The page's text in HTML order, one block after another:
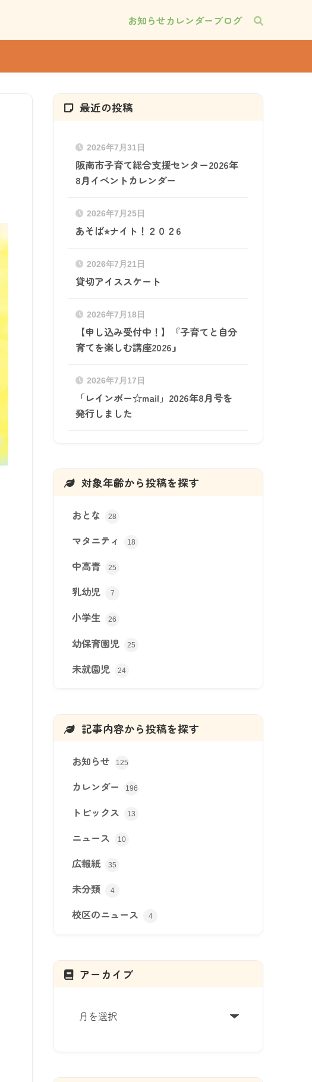
お知らせカレンダーブログ
最近の投稿
2026年7月31日
阪南市子育て総合支援センター2026年
8月イベントカレンダー
2026年7月25日
あそば⭐︎ナイト！２０２6
2026年7月21日
貸切アイススケート
2026年7月18日
【申し込み受付中！】『子育てと自分
育てを楽しむ講座2026』
2026年7月17日
「レインボー☆mail」2026年8月号を
発行しました
対象年齢から投稿を探す
おとな 28
マタニティ 18
中高青 25
乳幼児 7
小学生 26
幼保育園児 25
未就園児 24
記事内容から投稿を探す
お知らせ 125
カレンダー 196
トピックス 13
ニュース 10
広報紙 35
未分類 4
校区のニュース 4
アーカイブ
ア